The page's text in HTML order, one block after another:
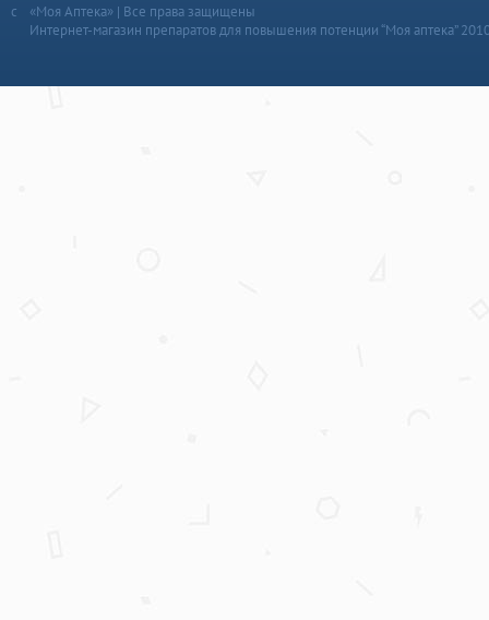
«Моя Аптека» | Все права защищены
Интернет-магазин препаратов для повышения потенции “Моя аптека”